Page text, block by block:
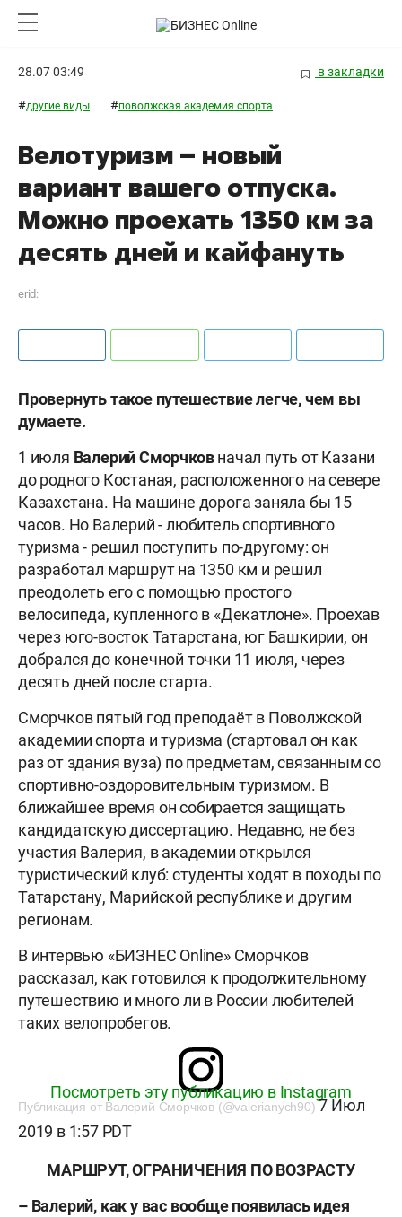
28.07 03:49 в закладки
#другие виды #поволжская академия спорта
Велотуризм – новый
вариант вашего отпуска.
Можно проехать 1350 км за
десять дней и кайфануть
erid:
Провернуть такое путешествие легче, чем вы
думаете.
1 июля Валерий Сморчковначал путь от Казани
до родного Костаная, расположенного на севере
Казахстана. На машине дорога заняла бы 15
часов. Но Валерий - любитель спортивного
туризма - решил поступить по-другому: он
разработал маршрут на 1350 км и решил
преодолеть его с помощью простого
велосипеда, купленного в «Декатлоне». Проехав
через юго-восток Татарстана, юг Башкирии, он
добрался до конечной точки 11 июля, через
десять дней после старта.
Сморчков пятый год преподаёт в Поволжской
академии спорта и туризма (стартовал он как
раз от здания вуза) по предметам, связанным со
спортивно-оздоровительным туризмом. В
ближайшее время он собирается защищать
кандидатскую диссертацию. Недавно, не без
участия Валерия, в академии открылся
туристический клуб: студенты ходят в походы по
Татарстану, Марийской республике и другим
регионам.
В интервью «БИЗНЕС Online» Сморчков
рассказал, как готовился к продолжительному
путешествию и много ли в России любителей
таких велопробегов.
Посмотреть эту публикацию в Instagram
Публикация от Валерий Сморчков (@valerianych90) 7 Июл
2019 в 1:57 PDT
МАРШРУТ, ОГРАНИЧЕНИЯ ПО ВОЗРАСТУ
– Валерий, как у вас вообще появилась идея